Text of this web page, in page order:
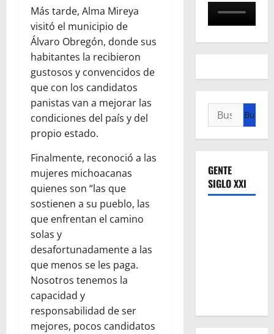
Más tarde, Alma Mireya
visitó el municipio de
Álvaro Obregón, donde sus
habitantes la recibieron
gustosos y convencidos de
que con los candidatos
panistas van a mejorar las
condiciones del país y del
propio estado.
Finalmente, reconoció a las
mujeres michoacanas
quienes son “las que
sostienen a su pueblo, las
que enfrentan el camino
solas y
desafortunadamente a las
que menos se les paga.
Nosotros tenemos la
capacidad y
responsabilidad de ser
mejores, pocos candidatos
Buscar:
GENTE
SIGLO XXI